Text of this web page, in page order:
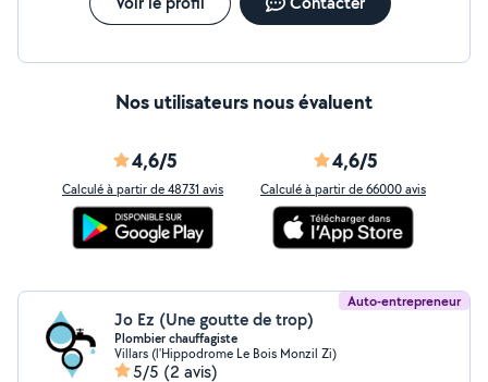
Nos utilisateurs nous évaluent
4,6/5
Calculé à partir de 48731 avis
4,6/5
Calculé à partir de 66000 avis
Auto-entrepreneur
Jo Ez (Une goutte de trop)
Plombier chauffagiste
Villars (l'Hippodrome Le Bois Monzil Zi)
5/5 (2 avis)